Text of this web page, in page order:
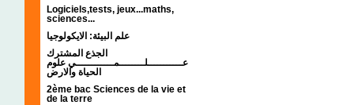
Logiciels,tests, jeux...maths,
sciences...
علم البيئة: الايكولوجيا
الجذع المشترك
عـــــــــــلــــــــمــــــــــــي علوم
الحياة والارض
2ème bac Sciences de la vie et
de la terre